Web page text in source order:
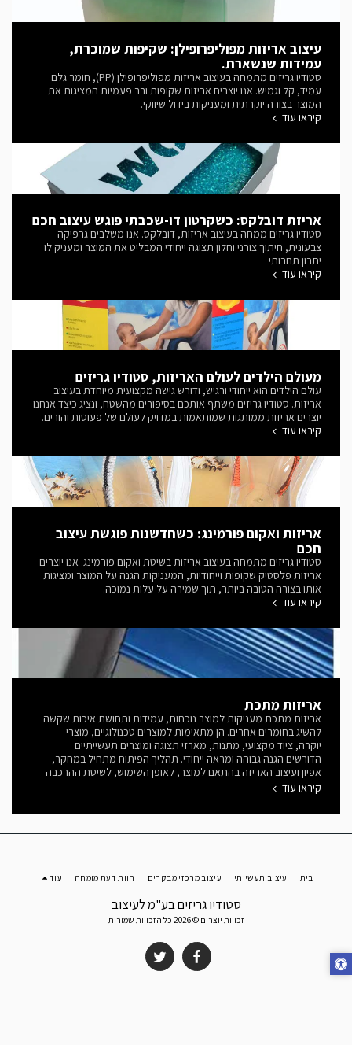
עיצוב אריזות מפוליפרופילן: שקיפות שמוכרת,
עמידות שנשארת.
סטודיו גריזים מתמחה בעיצוב אריזות מפוליפרופילן (PP), חומר גלם
עמיד, קל וגמיש. אנו יוצרים אריזות שקופות ורב פעמיות המציגות את
המוצר בצורה יוקרתית ומעניקות בידול שיווקי.
קיראו עוד
אריזת דובלקס: כשקרטון דו-שכבתי פוגש עיצוב חכם
סטודיו גריזים ממחה בעיצוב אריזות, דובלקס. אנו משלבים גרפיקה
צבעונית, חיתוך צורני וחלון תצוגה ייחודי המבליט את המוצר ומעניק לו
יתרון תחרותי
קיראו עוד
מעולם הילדים לעולם האריזות, סטודיו גריזים
עולם הילדים הוא ייחודי ורגיש, ודורש גישה מקצועית מיוחדת בעיצוב
אריזות. סטודיו גריזים משתף אותכם בסיפורים מהשטח, ונציג כיצד אנחנו
יוצרים אריזות ממותגות שמותאמות במדויק לעולם של פעוטות והורים.
קיראו עוד
אריזות ואקום פורמינג: כשחדשנות פוגשת עיצוב
חכם
סטודיו גריזים מתמחה בעיצוב אריזות בשיטת ואקום פורמינג. אנו יוצרים
אריזות פלסטיק שקופות וייחודיות, המעניקות הגנה על המוצר ומציגות
אותו בצורה הטובה ביותר, תוך שמירה על עלות נמוכה.
קיראו עוד
אריזות מתכת
אריזות מתכת מעניקות למוצר נוכחות, עמידות ותחושת איכות שקשה
להשיג בחומרים אחרים. הן מתאימות למוצרים טכנולוגיים, מוצרי
יוקרה, ציוד מקצועי, מתנות, מארזי תצוגה ומוצרים תעשייתיים
הדורשים הגנה גבוהה ומראה ייחודי. תהליך הפיתוח מתחיל במחקר,
אפיון ועיצוב האריזה בהתאם למוצר, לאופן השימוש, לשיטת ההרכבה
ולזהות המותג. בשלב התכנון נבחרים חומרי הגלם ותהליכי הייצור
המתאימים, תוך התחשבות בעלויות, בכמויות הייצור ובמראה הסופי
המבוקש. אחת השיטות הנפוצות היא ייצור מארזים מחלקי פח חתוכי
החלקים תהליכי כיפוף, ריתוך, הברגה, ליטוש, צביעה או ציפויים שונים,
הגלם דרך תבנית ייעודית ונוצר פרופיל בעל חתך קבוע לכל אורכו.
מדויקים, קלים וחזקים במיוחד. בנוסף, ניתן לשלב בפרופיל
האקסטרוזיה תעלות, חריצים, אזורי חיבור והברגה כחלק בלתי נפרד
העיצובית בסטודיו גריזים כוללת פיתוח קונספט, תכנון תלת-ממדי,
בחירת חומרי גלם, התאמה לתהליכי חיתוך, כיפוף ואקסטרוזיה, תכנון
הרכבות וחיבורים, הכנת מודלים והפקת קבצים הנדסיים לייצור. היכרות
קיראו עוד
סטודיו גריזים בע"מ לעיצוב
זכויות יוצרים © 2026 כל הזכויות שמורות
בית עיצוב תעשייתי עיצוב מרכזי מבקרים חוות דעת מומחה עוד